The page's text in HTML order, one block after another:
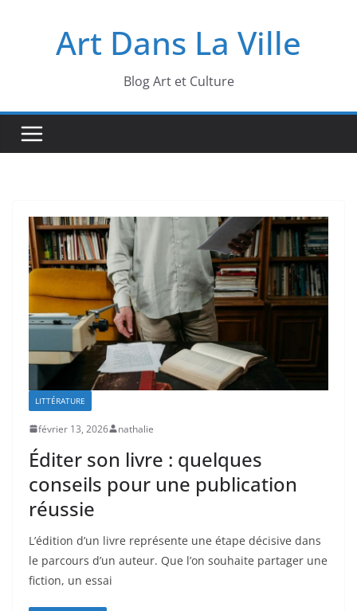
Art Dans La Ville
Blog Art et Culture
LITTÉRATURE
février 13, 2026 nathalie
Éditer son livre : quelques
conseils pour une publication
réussie
L’édition d’un livre représente une étape décisive dans
le parcours d’un auteur. Que l’on souhaite partager une
fiction, un essai